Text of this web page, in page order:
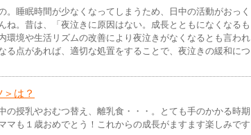
睡眠時間が少なくなってしまうため、日中の活動がおっく
ね。昔は、「夜泣きに原因はない。成長とともになくなるも
環境や生活リズムの改善により夜泣きがなくなるとも言われ
る点があれば、適切な処置をすることで、夜泣きの緩和につ
は？
の授乳やおむつ替え、離乳食・・・。とても手のかかる時期
マも１歳おめでとう！これからの成長がますます楽しみです